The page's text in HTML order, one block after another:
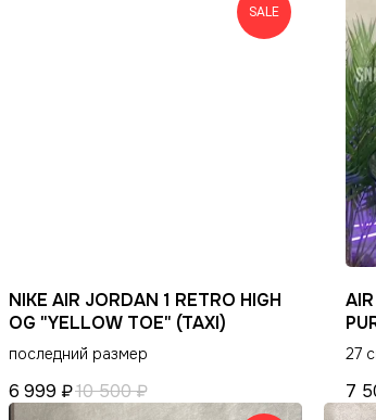
SALE
NIKE AIR JORDAN 1 RETRO HIGH
OG "YELLOW TOE" (TAXI)
последний размер
6 999 ₽10 500₽
27
7
Ответы на часто задаваемые вопросы
Гарантия
Виды
О магазине